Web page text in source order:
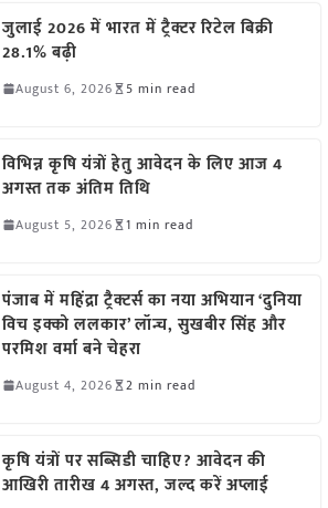
जुलाई 2026 में भारत में ट्रैक्टर रिटेल बिक्री
28.1% बढ़ी
August 6, 2026 5 min read
विभिन्न कृषि यंत्रों हेतु आवेदन के लिए आज 4
अगस्त तक अंतिम तिथि
August 5, 2026 1 min read
पंजाब में महिंद्रा ट्रैक्टर्स का नया अभियान ‘दुनिया
विच इक्को ललकार’ लॉन्च, सुखबीर सिंह और
परमिश वर्मा बने चेहरा
August 4, 2026 2 min read
कृषि यंत्रों पर सब्सिडी चाहिए? आवेदन की
आखिरी तारीख 4 अगस्त, जल्द करें अप्लाई